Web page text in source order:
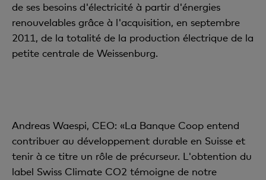
de ses besoins d'électricité à partir d'énergies
renouvelables grâce à l'acquisition, en septembre
2011, de la totalité de la production électrique de la
petite centrale de Weissenburg.
Andreas Waespi, CEO: «La Banque Coop entend
contribuer au développement durable en Suisse et
tenir à ce titre un rôle de précurseur. L'obtention du
label Swiss Climate CO2 témoigne de notre